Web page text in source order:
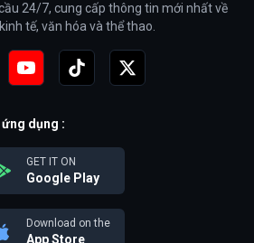
24/7, cung cấp thông tin mới nhất về
tế, văn hóa và thể thao.
dụng :
GET IT ON
Google Play
Download on the
App Store